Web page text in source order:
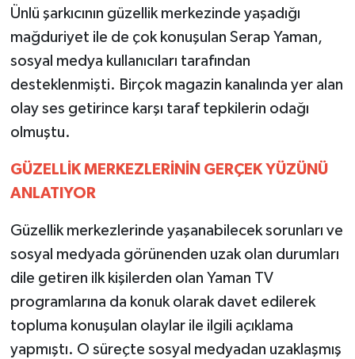
Ünlü şarkıcının güzellik merkezinde yaşadığı
mağduriyet ile de çok konuşulan Serap Yaman,
sosyal medya kullanıcıları tarafından
desteklenmişti. Birçok magazin kanalında yer alan
olay ses getirince karşı taraf tepkilerin odağı
olmuştu.
GÜZELLİK MERKEZLERİNİN GERÇEK YÜZÜNÜ
ANLATIYOR
Güzellik merkezlerinde yaşanabilecek sorunları ve
sosyal medyada görünenden uzak olan durumları
dile getiren ilk kişilerden olan Yaman TV
programlarına da konuk olarak davet edilerek
topluma konuşulan olaylar ile ilgili açıklama
yapmıştı. O süreçte sosyal medyadan uzaklaşmış